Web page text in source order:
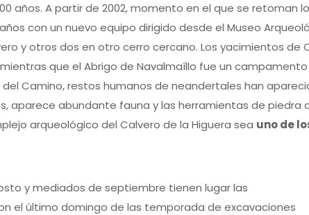
años. A partir de 2002, momento en el que se retoman
con un nuevo equipo dirigido desde el Museo
y otros dos en otro cerro cercano. Los yacimientos de
que el Abrigo de Navalmaíllo fue un
Camino, restos humanos de neandertales han
aparece abundante fauna y las herramientas de piedra
arqueológico del Calvero de la Higuera sea uno de
y mediados de septiembre tienen lugar las
el último domingo de las temporada de excavaciones